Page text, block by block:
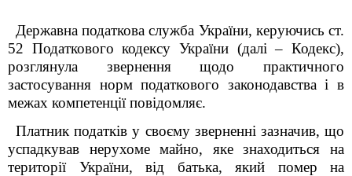
Державна податкова служба України, керуючись ст.
52 Податкового кодексу України (далі – Кодекс),
розглянула звернення щодо практичного
застосування норм податкового законодавства і в
межах компетенції повідомляє.
Платник податків у своєму зверненні зазначив, що
успадкував нерухоме майно, яке знаходиться на
території України, від батька, який помер на